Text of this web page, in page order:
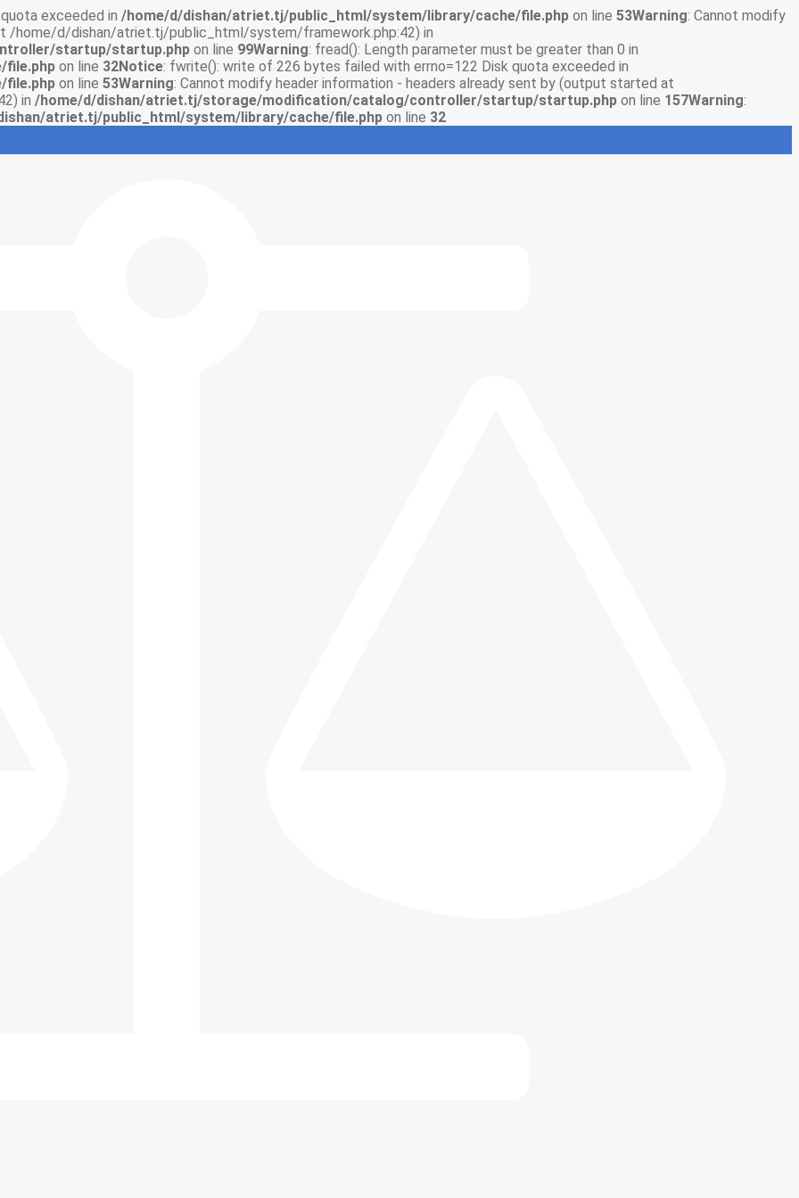
exceeded in /home/d/dishan/atriet.tj/public_html/system/library/cache/file.php on line 53Warning: Cannot modify
/home/d/dishan/atriet.tj/public_html/system/framework.php:42) in
startup/startup.php on line 99Warning: fread(): Length parameter must be greater than 0 in
file.php on line 32Notice: fwrite(): write of 226 bytes failed with errno=122 Disk quota exceeded in
file.php on line 53Warning: Cannot modify header information - headers already sent by (output started at
in /home/d/dishan/atriet.tj/storage/modification/catalog/controller/startup/startup.php on line 157Warning:
atriet.tj/public_html/system/library/cache/file.php on line 32